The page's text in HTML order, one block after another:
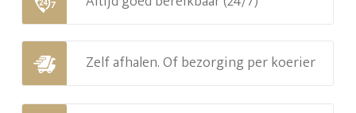
Zelf afhalen. Of bezorging per koerier